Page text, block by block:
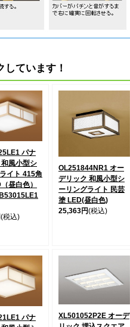
ています！
パナ
風小型シ
イト 415角
昼白色）
(税込)
OL251844NR1 オー
デリック 和風小型シ
ーリングライト 民芸
塗 LED(昼白色)
25,363円(税込)
パナ
XL501052P2E オーデ